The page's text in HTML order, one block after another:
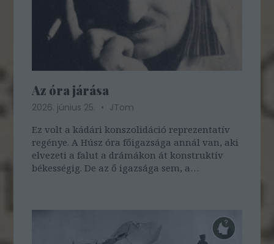
Az óra járása
2026. június 25.
JTom
Ez volt a kádári konszolidáció reprezentatív
regénye. A Húsz óra főigazsága annál van, aki
elvezeti a falut a drámákon át konstruktív
békességig. De az ő igazsága sem, a